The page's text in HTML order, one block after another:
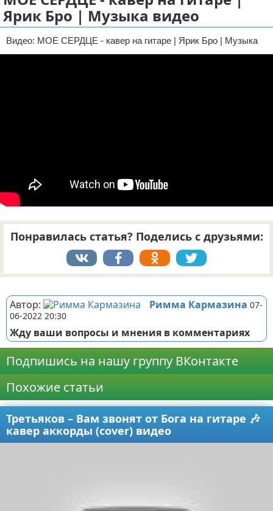
Отказ от ответственности
Ярик Бро | Музыка видео
Видео: МОЕ СЕРДЦЕ - кавер на гитаре | Ярик Бро | Музыка
Понравилась статья? Поделись с друзьями:
Автор: Римма Кармазина 07-
06-2022 20:30
Жду ваши вопросы и мнения в комментариях
Подпишись на нашу группу ВКонтакте
Похожие статьи
Третьяков – Вам звонят от Бога на гитаре 🎶
кавер аккорды (cover) видео